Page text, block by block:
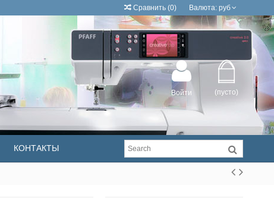
Валюта: руб
Сравнить (0)
(пусто)
Войти
КОНТАКТЫ